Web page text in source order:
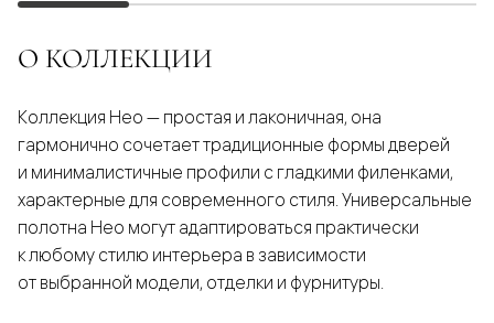
О КОЛЛЕКЦИИ
Коллекция Нео — простая и лаконичная, она
гармонично сочетает традиционные формы дверей
и минималистичные профили с гладкими филенками,
характерные для современного стиля. Универсальные
полотна Нео могут адаптироваться практически
к любому стилю интерьера в зависимости
от выбранной модели, отделки и фурнитуры.